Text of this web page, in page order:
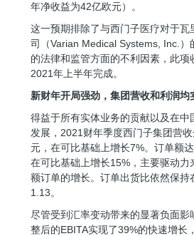
年净收益为42亿欧元）。
这一预期排除了与西门子医疗对于瓦
司（Varian Medical Systems, Inc.）
的法律和监管方面的不利因素，此项
2021年上半年完成。
新财年开局强劲，集团营收和利润均
得益于所有实体业务的贡献以及在中
发展，2021财年季度西门子集团营
元，在可比基础上增长7%。订单额
在可比基础上增长15%，主要驱动力
额订单的增长。订单出货比依然保持
1.13。
尽管受到汇率变动带来的显著负面影
整后的EBITA实现了39%的快速增长